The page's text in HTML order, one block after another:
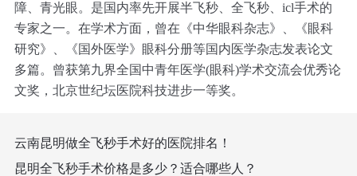
障、青光眼。是国内率先开展半飞秒、全飞秒、icl手术的
专家之一。在学术方面，曾在《中华眼科杂志》、《眼科
研究》、《国外医学》眼科分册等国内医学杂志发表论文
多篇。曾获第九界全国中青年医学(眼科)学术交流会优秀论
文奖，北京世纪坛医院科技进步一等奖。
云南昆明做全飞秒手术好的医院排名！
昆明全飞秒手术价格是多少？适合哪些人？